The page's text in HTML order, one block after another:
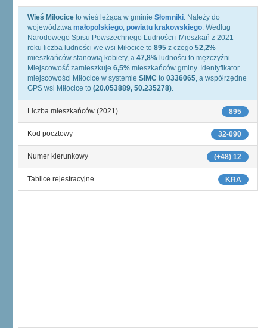
Wieś Miłocice to wieś leżąca w gminie Słomniki. Należy do
województwa małopolskiego, powiatu krakowskiego. Według
Narodowego Spisu Powszechnego Ludności i Mieszkań z 2021
roku liczba ludności we wsi Miłocice to 895 z czego 52,2%
mieszkańców stanowią kobiety, a 47,8% ludności to mężczyźni.
Miejscowość zamieszkuje 6,5% mieszkańców gminy. Identyfikator
miejscowości Miłocice w systemie SIMC to 0336065, a współrzędne
GPS wsi Miłocice to (20.053889, 50.235278).
895
Liczba mieszkańców (2021)
32-090
Kod pocztowy
(+48) 12
Numer kierunkowy
KRA
Tablice rejestracyjne